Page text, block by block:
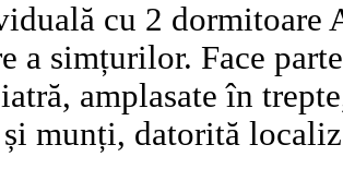
cu 2 dormitoare
a simțurilor. Face
amplasate în
și munți, datorită